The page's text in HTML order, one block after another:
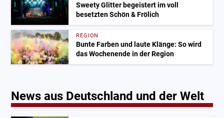
Sweety Glitter begeistert im voll
besetzten Schön & Frölich
REGION
Bunte Farben und laute Klänge: So wird
das Wochenende in der Region
News aus Deutschland und der Welt